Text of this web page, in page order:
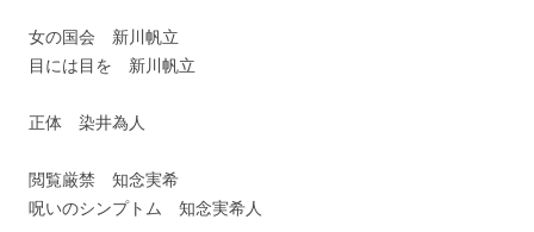
女の国会 新川帆立
目には目を 新川帆立
正体 染井為人
閲覧厳禁 知念実希
呪いのシンプトム 知念実希人